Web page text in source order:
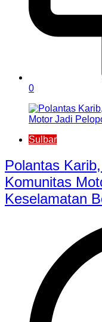
0
Sulbar
Polantas
Komunitas
Keselamatan